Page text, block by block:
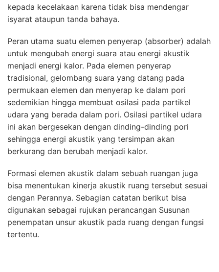
kepada kecelakaan karena tidak bisa mendengar
isyarat ataupun tanda bahaya.
Peran utama suatu elemen penyerap (absorber) adalah
untuk mengubah energi suara atau energi akustik
menjadi energi kalor. Pada elemen penyerap
tradisional, gelombang suara yang datang pada
permukaan elemen dan menyerap ke dalam pori
sedemikian hingga membuat osilasi pada partikel
udara yang berada dalam pori. Osilasi partikel udara
ini akan bergesekan dengan dinding-dinding pori
sehingga energi akustik yang tersimpan akan
berkurang dan berubah menjadi kalor.
Formasi elemen akustik dalam sebuah ruangan juga
bisa menentukan kinerja akustik ruang tersebut sesuai
dengan Perannya. Sebagian catatan berikut bisa
digunakan sebagai rujukan perancangan Susunan
penempatan unsur akustik pada ruang dengan fungsi
tertentu.